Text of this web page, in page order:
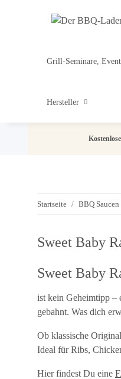
Grill-Seminare,
Hersteller
Startseite BBQ
Sweet Baby
Sweet Baby
ist kein Geheimtipp –
gebahnt. Was dich
Ob klassische
Ideal für Ribs,
Hier findest Du eine